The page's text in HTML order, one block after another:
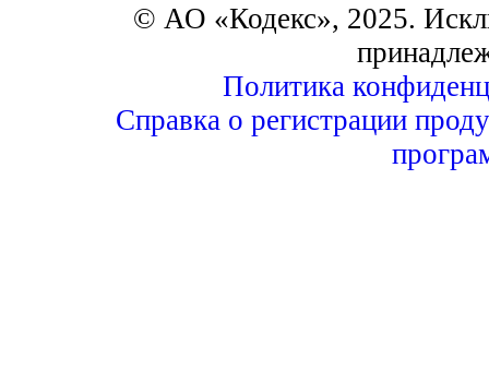
© АО «Кодекс», 2025.
Политика
Справка о регистрации